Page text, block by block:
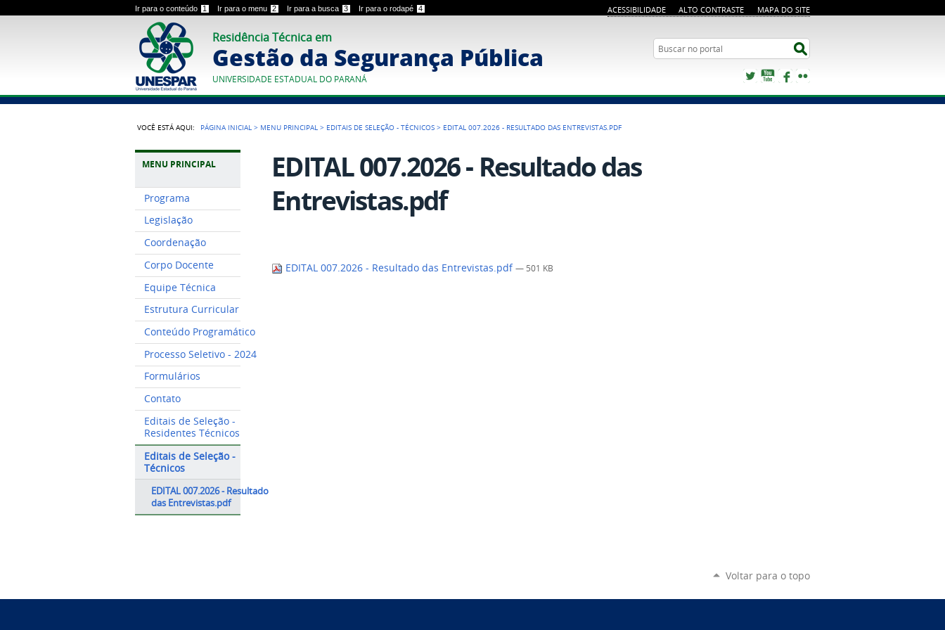
Ir para o conteúdo 1 Ir para o menu 2 Ir para a busca 3 Ir para o rodapé 4 ACESSIBILIDADE ALTO CONTRASTE MAPA DO SITE
Residência Técnica em
Gestão da Segurança Pública
UNIVERSIDADE ESTADUAL DO PARANÁ
Buscar no portal
TwitterYouTubeFacebook
VOCÊ ESTÁ AQUI: PÁGINA INICIAL > MENU PRINCIPAL > EDITAIS DE SELEÇÃO - TÉCNICOS > EDITAL 007.2026 - RESULTADO DAS ENTREVISTAS.PDF
MENU PRINCIPAL
Programa
Legislação
Coordenação
Corpo Docente
Equipe Técnica
Estrutura Curricular
Conteúdo Programático
Processo Seletivo - 2024
Formulários
Contato
Editais de Seleção -
Residentes Técnicos
Editais de Seleção -
Técnicos
EDITAL 007.2026 - Resultado
das Entrevistas.pdf
EDITAL 007.2026 - Resultado das
Entrevistas.pdf
EDITAL 007.2026 - Resultado das Entrevistas.pdf— 501 KB
Voltar para o topo